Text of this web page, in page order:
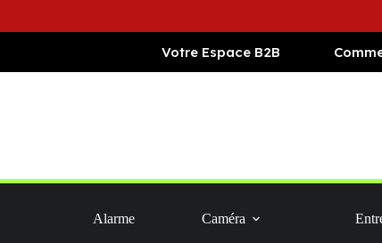
Votre Espace B2B
Alarme Caméra